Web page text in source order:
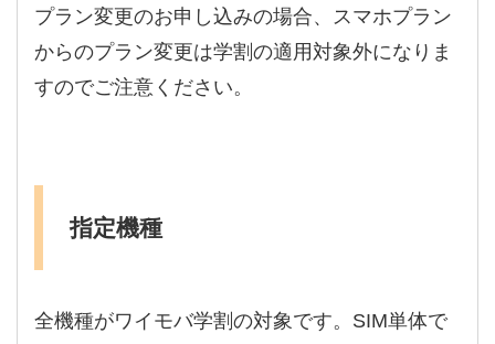
プラン変更のお申し込みの場合、スマホプラン
からのプラン変更は学割の適用対象外になりま
すのでご注意ください。
指定機種
全機種がワイモバ学割の対象です。SIM単体で